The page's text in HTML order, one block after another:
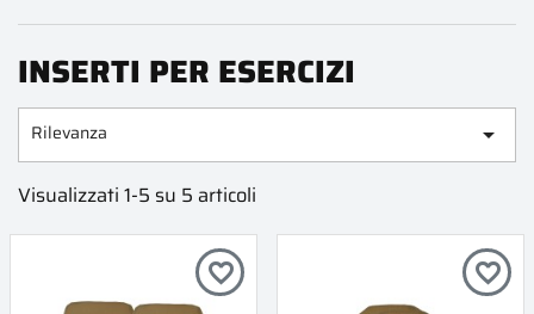
INSERTI PER ESERCIZI
Rilevanza 
Visualizzati 1-5 su 5 articoli
favorite_border favorite_border